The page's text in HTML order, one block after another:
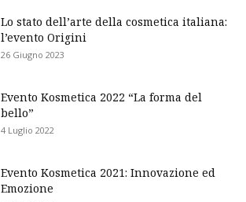
Lo stato dell’arte della cosmetica italiana:
l’evento Origini
26 Giugno 2023
Evento Kosmetica 2022 “La forma del
bello”
4 Luglio 2022
Evento Kosmetica 2021: Innovazione ed
Emozione